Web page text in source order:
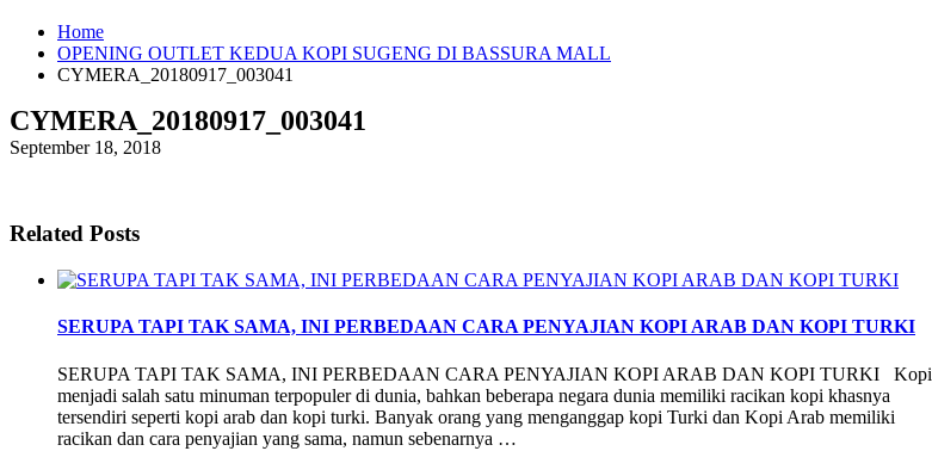
Home
OPENING OUTLET KEDUA KOPI SUGENG DI BASSURA MALL
CYMERA_20180917_003041
CYMERA_20180917_003041
September 18, 2018
Related Posts
SERUPA TAPI TAK SAMA, INI PERBEDAAN CARA PENYAJIAN KOPI ARAB DAN KOPI TURKI
SERUPA TAPI TAK SAMA, INI PERBEDAAN CARA PENYAJIAN KOPI ARAB DAN KOPI TURKI Kopi
menjadi salah satu minuman terpopuler di dunia, bahkan beberapa negara dunia memiliki racikan kopi khasnya
tersendiri seperti kopi arab dan kopi turki. Banyak orang yang menganggap kopi Turki dan Kopi Arab memiliki
racikan dan cara penyajian yang sama, namun sebenarnya …